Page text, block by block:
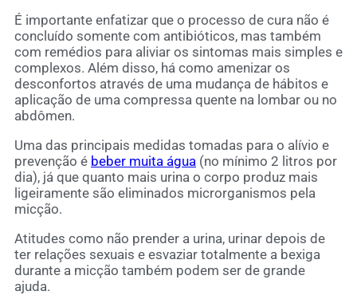
É importante enfatizar que o processo de cura não é
concluído somente com antibióticos, mas também
com remédios para aliviar os sintomas mais simples e
complexos. Além disso, há como amenizar os
desconfortos através de uma mudança de hábitos e
aplicação de uma compressa quente na lombar ou no
abdômen.
Uma das principais medidas tomadas para o alívio e
prevenção é beber muita água (no mínimo 2 litros por
dia), já que quanto mais urina o corpo produz mais
ligeiramente são eliminados microrganismos pela
micção.
Atitudes como não prender a urina, urinar depois de
ter relações sexuais e esvaziar totalmente a bexiga
durante a micção também podem ser de grande
ajuda.